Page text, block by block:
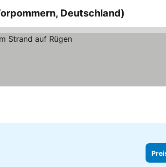
Deutschland)